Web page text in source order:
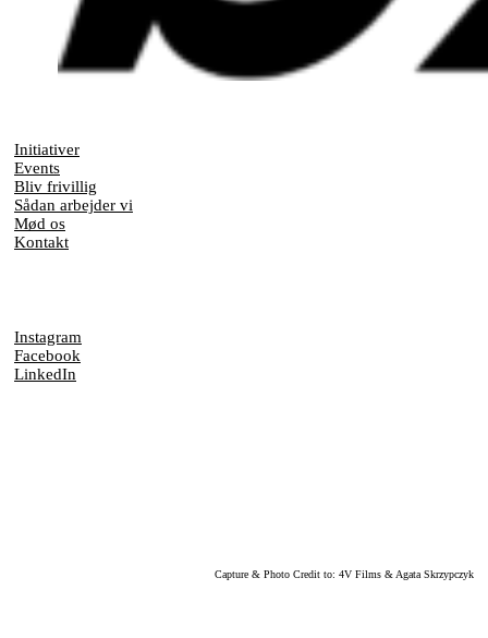
Initiativer
Events
Bliv frivillig
Sådan arbejder vi
Mød os
Kontakt
Instagram
Facebook
LinkedIn
Capture & Photo Credit to: 4V Films & Agata Skrzypczyk